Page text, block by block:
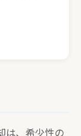
は、希少性の